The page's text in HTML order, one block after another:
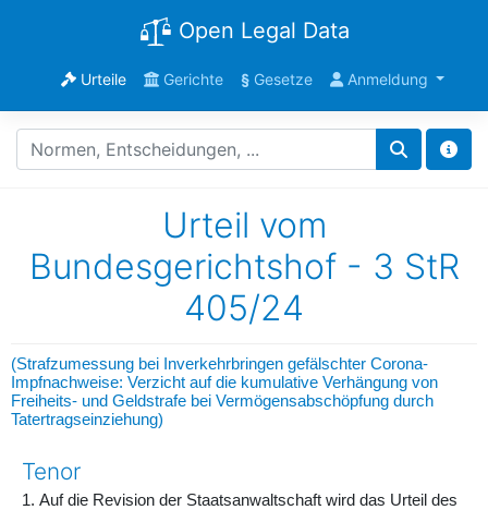
Open Legal Data
Urteile Gerichte §Gesetze Anmeldung
Urteil vom
Bundesgerichtshof - 3 StR
405/24
(Strafzumessung bei Inverkehrbringen gefälschter Corona-
Impfnachweise: Verzicht auf die kumulative Verhängung von
Freiheits- und Geldstrafe bei Vermögensabschöpfung durch
Tatertragseinziehung)
Tenor
1. Auf die Revision der Staatsanwaltschaft wird das Urteil des